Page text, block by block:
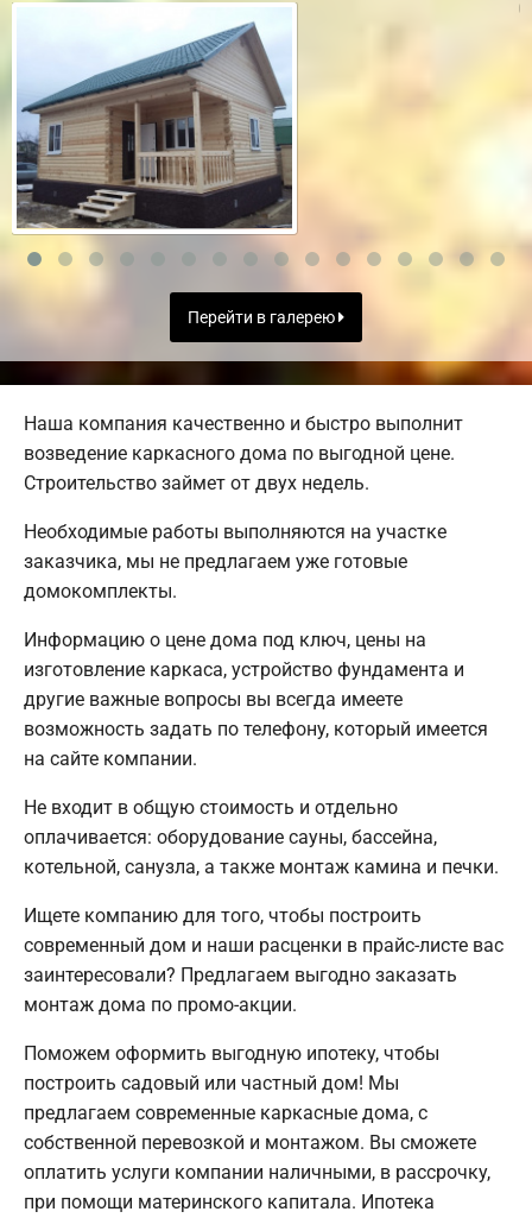
Перейти в галерею
Наша компания качественно и быстро выполнит
возведение каркасного дома по выгодной цене.
Строительство займет от двух недель.
Необходимые работы выполняются на участке
заказчика, мы не предлагаем уже готовые
домокомплекты.
Информацию о цене дома под ключ, цены на
изготовление каркаса, устройство фундамента и
другие важные вопросы вы всегда имеете
возможность задать по телефону, который имеется
на сайте компании.
Не входит в общую стоимость и отдельно
оплачивается: оборудование сауны, бассейна,
котельной, санузла, а также монтаж камина и печки.
Ищете компанию для того, чтобы построить
современный дом и наши расценки в прайс-листе вас
заинтересовали? Предлагаем выгодно заказать
монтаж дома по промо-акции.
Поможем оформить выгодную ипотеку, чтобы
построить садовый или частный дом! Мы
предлагаем современные каркасные дома, с
собственной перевозкой и монтажом. Вы сможете
оплатить услуги компании наличными, в рассрочку,
при помощи материнского капитала. Ипотека